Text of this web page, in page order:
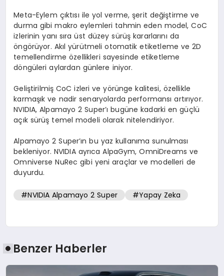
Meta-Eylem çıktısı ile yol verme, şerit değiştirme ve
durma gibi makro eylemleri tahmin eden model, CoC
izlerinin yanı sıra üst düzey sürüş kararlarını da
öngörüyor. Akıl yürütmeli otomatik etiketleme ve 2D
temellendirme özellikleri sayesinde etiketleme
döngüleri aylardan günlere iniyor.
Geliştirilmiş CoC izleri ve yörünge kalitesi, özellikle
karmaşık ve nadir senaryolarda performansı artırıyor.
NVIDIA, Alpamayo 2 Super’ı bugüne kadarki en güçlü
açık sürüş temel modeli olarak nitelendiriyor.
Alpamayo 2 Super’ın bu yaz kullanıma sunulması
bekleniyor. NVIDIA ayrıca AlpaGym, OmniDreams ve
Omniverse NuRec gibi yeni araçlar ve modelleri de
duyurdu.
#NVIDIA Alpamayo 2 Super #Yapay Zeka
Benzer Haberler